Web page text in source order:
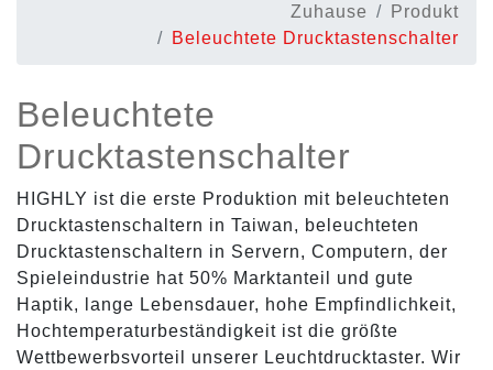
Zuhause
Produkt
Beleuchtete Drucktastenschalter
Beleuchtete
Drucktastenschalter
HIGHLY ist die erste Produktion mit beleuchteten
Drucktastenschaltern in Taiwan, beleuchteten
Drucktastenschaltern in Servern, Computern, der
Spieleindustrie hat 50% Marktanteil und gute
Haptik, lange Lebensdauer, hohe Empfindlichkeit,
Hochtemperaturbeständigkeit ist die größte
Wettbewerbsvorteil unserer Leuchtdrucktaster. Wir